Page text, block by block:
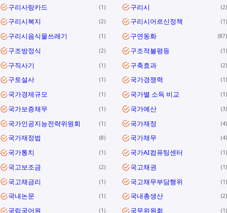
구리사랑카드 1 구리시 2
구리시복지 2 구리시어르신정책 1
구리시음식물쓰레기 1 구연동화 87
구조방정식 2 구조적불평등 1
구직사기 1 구축효과 2
구토설사 1 국가경쟁력 1
국가경제규모 1 국가별 소득 비교 1
국가보증채무 1 국가예산 3
국가인공지능전략위원회 1 국가재정 4
국가재정법 8 국가채무 4
국가통치 1 국가AI컴퓨팅센터 1
국고보조금 2 국고채권 1
국고채금리 1 국고채무부담행위 1
국내논문 1 국내총생산 2
국립국어원 1 국무위원회 1